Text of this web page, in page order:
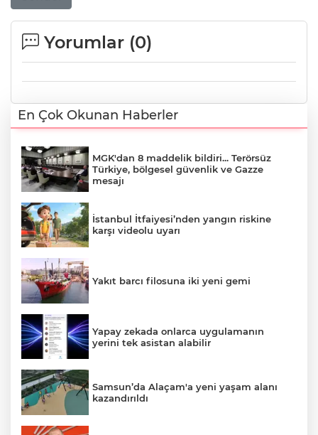
Yorumlar (0)
En Çok Okunan Haberler
MGK'dan 8 maddelik bildiri... Terörsüz
Türkiye, bölgesel güvenlik ve Gazze
mesajı
İstanbul İtfaiyesi’nden yangın riskine
karşı videolu uyarı
Yakıt barcı filosuna iki yeni gemi
Yapay zekada onlarca uygulamanın
yerini tek asistan alabilir
Samsun’da Alaçam'a yeni yaşam alanı
kazandırıldı